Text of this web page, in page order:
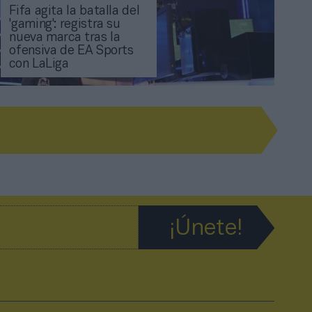
Fifa agita la batalla del
'gaming': registra su
nueva marca tras la
ofensiva de EA Sports
con LaLiga